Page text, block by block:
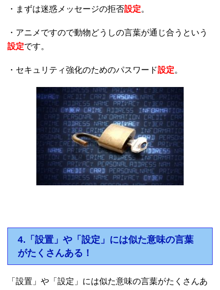
・まずは迷惑メッセージの拒否設定。
・アニメですので動物どうしの言葉が通じ合うという
設定です。
・セキュリティ強化のためのパスワード設定。
4.「設置」や「設定」には似た意味の言葉
がたくさんある！
「設置」や「設定」には似た意味の言葉がたくさんあ